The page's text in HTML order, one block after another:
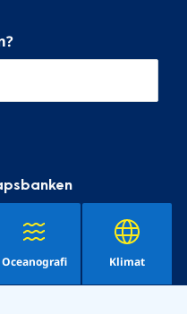
Oceanografi Klimat